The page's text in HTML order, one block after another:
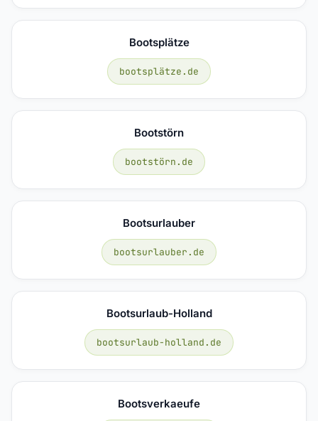
Bootsplätze
bootsplätze.de
Bootstörn
bootstörn.de
Bootsurlauber
bootsurlauber.de
Bootsurlaub-Holland
bootsurlaub-holland.de
Bootsverkaeufe